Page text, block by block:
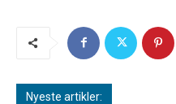
Nyeste artikler: